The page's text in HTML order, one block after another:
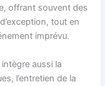
offrant souvent des
tout en
imprévu.
aussi la
l’entretien de la